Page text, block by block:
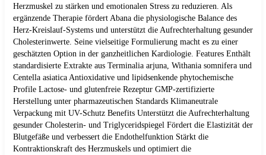
Herzmuskel zu stärken und emotionalen Stress zu reduzieren. Als
ergänzende Therapie fördert Abana die physiologische Balance des
Herz-Kreislauf-Systems und unterstützt die Aufrechterhaltung gesunder
Cholesterinwerte. Seine vielseitige Formulierung macht es zu einer
geschätzten Option in der ganzheitlichen Kardiologie. Features Enthält
standardisierte Extrakte aus Terminalia arjuna, Withania somnifera und
Centella asiatica Antioxidative und lipidsenkende phytochemische
Profile Lactose- und glutenfreie Rezeptur GMP-zertifizierte
Herstellung unter pharmazeutischen Standards Klimaneutrale
Verpackung mit UV-Schutz Benefits Unterstützt die Aufrechterhaltung
gesunder Cholesterin- und Triglyceridspiegel Fördert die Elastizität der
Blutgefäße und verbessert die Endothelfunktion Stärkt die
Kontraktionskraft des Herzmuskels und optimiert die